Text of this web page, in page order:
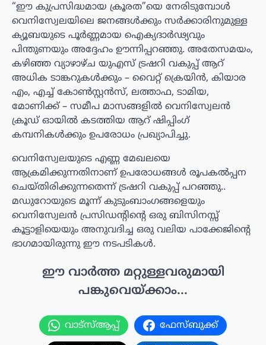
“ഈ കുപ്രസിദ്ധമായ ക്രൂരത”യെ നേരിടുമ്പോൾ
വെനിസ്വേലയിലെ ജനങ്ങൾക്കും സർക്കാരിനുമുള്ള
ക്യൂബയുടെ പൂർണ്ണമായ ഐക്യദാർഢ്യവും
പിന്തുണയും അദ്ദേഹം ഊന്നിപ്പറഞ്ഞു. അതേസമയം,
കഴിഞ്ഞ വ്യാഴാഴ്ച യുഎസ് ട്രഷറി വകുപ്പ് ആറ്
അധിക ടാങ്കറുകൾക്കും – വൈറ്റ് ക്രെയിൻ, കിയാര
എം, എച്ച് കോൺസ്റ്റൻസ്, ലത്താഫ, ടാമിയ,
മോണിക്ക് – സമീപ മാസങ്ങളിൽ വെനിസ്വേലൻ
ക്രൂഡ് ഓയിൽ കടത്തിയ ആറ് ഷിപ്പിംഗ്
കമ്പനികൾക്കും ഉപരോധം പ്രഖ്യാപിച്ചു.
വെനിസ്വേലയുടെ എണ്ണ മേഖലയെ
ആക്രമിക്കുന്നതിനാണ് ഉപരോധങ്ങൾ രൂപകൽപ്പന
ചെയ്തിരിക്കുന്നതെന്ന് ട്രഷറി വകുപ്പ് പറഞ്ഞു..
മഡുറോയുടെ മൂന്ന് കുടുംബാംഗങ്ങളെയും
വെനിസ്വേലൻ പ്രസിഡന്റിന്റെ ഒരു ബിസിനസ്സ്
കൂട്ടാളിയെയും അനുവദിച്ച ഒരു വലിയ പാക്കേജിന്റെ
ഭാഗമായിരുന്നു ഈ നടപടികൾ.
ഈ വാർത്ത മറ്റുള്ളവരുമായി
പങ്കുവെയ്ക്കാം...
വാട്സ്ആപ്പ് ഫേസ്ബുക്ക്